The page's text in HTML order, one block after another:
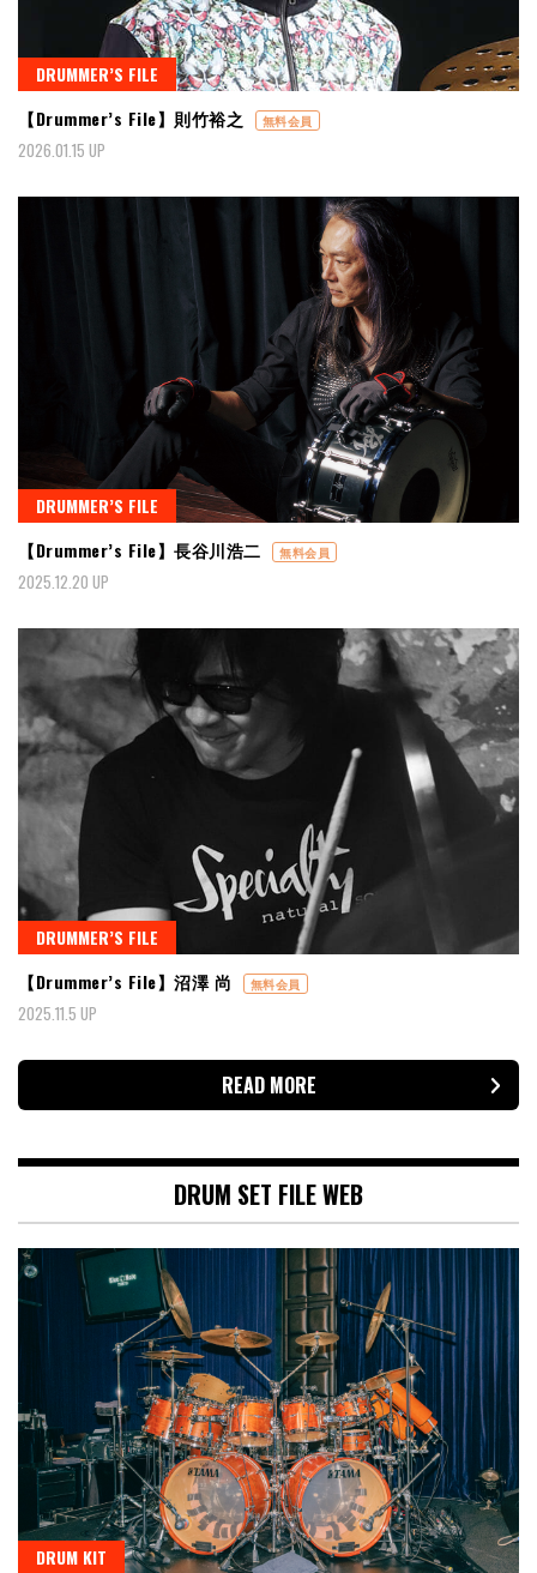
DRUMMER’S FILE
【Drummer’s File】則竹裕之
無料会員
2026.01.15 UP
DRUMMER’S FILE
【Drummer’s File】長谷川浩二
無料会員
2025.12.20 UP
DRUMMER’S FILE
【Drummer’s File】沼澤 尚
無料会員
2025.11.5 UP
READ MORE
DRUM SET FILE WEB
DRUM KIT